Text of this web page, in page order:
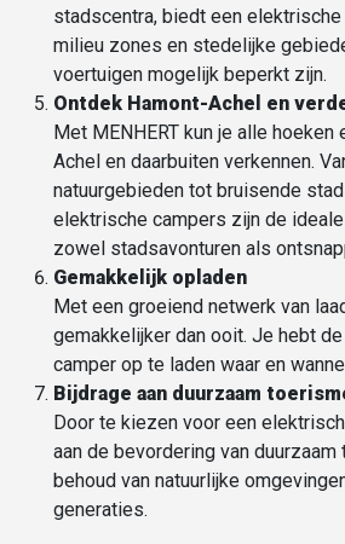
stadscentra, biedt een
milieu zones en stedelijke
voertuigen mogelijk beperkt zijn.
Ontdek Hamont-Achel en
Met MENHERT kun je alle hoeken
Achel en daarbuiten verkennen.
natuurgebieden tot bruisende
elektrische campers zijn de
zowel stadsavonturen als
Gemakkelijk opladen
Met een groeiend netwerk van
gemakkelijker dan ooit. Je hebt
camper op te laden waar en
Bijdrage aan duurzaam
Door te kiezen voor een
aan de bevordering van
behoud van natuurlijke
generaties.